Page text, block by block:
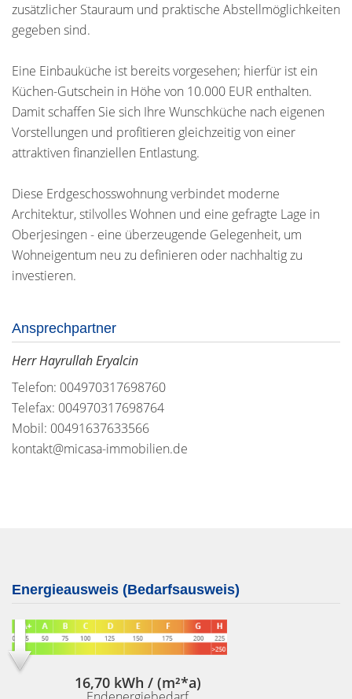
zusätzlicher Stauraum und praktische Abstellmöglichkeiten
gegeben sind.
Eine Einbauküche ist bereits vorgesehen; hierfür ist ein
Küchen-Gutschein in Höhe von 10.000 EUR enthalten.
Damit schaffen Sie sich Ihre Wunschküche nach eigenen
Vorstellungen und profitieren gleichzeitig von einer
attraktiven finanziellen Entlastung.
Diese Erdgeschosswohnung verbindet moderne
Architektur, stilvolles Wohnen und eine gefragte Lage in
Oberjesingen - eine überzeugende Gelegenheit, um
Wohneigentum neu zu definieren oder nachhaltig zu
investieren.
Ansprechpartner
Herr Hayrullah Eryalcin
Telefon: 004970317698760
Telefax: 004970317698764
Mobil: 00491637633566
kontakt@micasa-immobilien.de
Energieausweis (Bedarfsausweis)
16,70 kWh / (m²*a)